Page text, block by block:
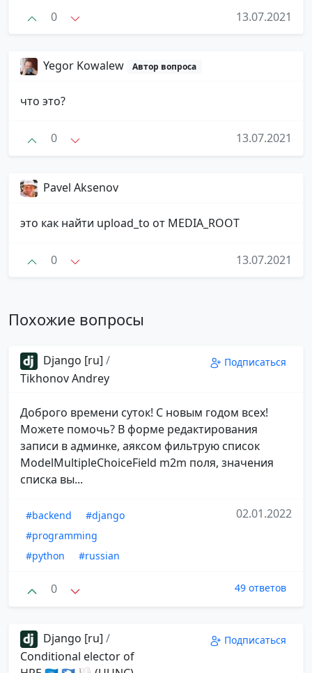
0 13.07.2021
Yegor Kowalew Автор вопроса
что это?
0 13.07.2021
Pavel Aksenov
это как найти upload_to от MEDIA_ROOT
0 13.07.2021
Похожие вопросы
Django [ru] /
Tikhonov Andrey
Подписаться
Доброго времени суток! С новым годом всех!
Можете помочь? В форме редактирования
записи в админке, аяксом фильтрую список
ModelMultipleChoiceField m2m поля, значения
списка вы...
#backend
#django
#programming
#python
#russian
02.01.2022
0 49 ответов
Django [ru] /
Conditional elector of
Подписаться